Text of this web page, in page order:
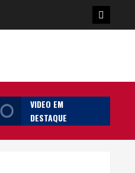
Poster
da
VIDEO EM
DESTAQUE